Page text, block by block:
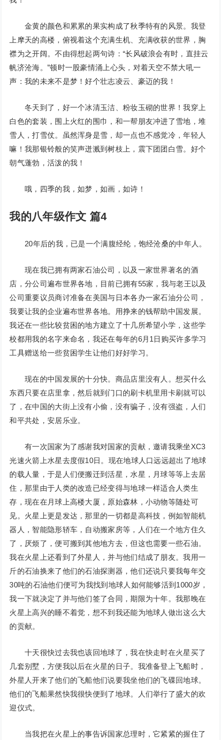
金黄的颜色和累累的果实构成了秋季特有的风景。我登
上摩天的高楼，俯视着这个充满生机、充满收获的世界，胸
襟为之开阔。不由得想起两句诗：“长风破浪会有时，直挂云
帆济沧海。”顿时一股豪情涌上心头，对着天空不禁大吼一
声：我的未来不是梦！好个壮志凌云、豪迈的我！
冬天到了，好一个冰清玉洁、粉妆玉砌的世界！我穿上
白色的套装，围上火红的围巾，和一帮朋友冲进了雪地，堆
雪人，打雪仗。虽然浑身是雪，却一点也不感觉冷，年轻人
嘛！我那银铃般的笑声迸溅到树枝上，震下团团白雪。好个
朝气蓬勃，活泼的我！
哦，四季的我，如梦，如画，如诗！
我的八年级作文 篇4
20年后的我，已是一个满腹经纶，饱经沧桑的中年人。
现在我已拥有两家石油公司，以及一家世界著名的酒
店，分公司遍布世界各地，目前已拥有55家，我与老王以及
公司重要议员商讨准备在美国与日本各办一家石油分公司，
我要让我的企业遍布世界各地。用挣来的钱帮助中国发展。
我还在一些比较贫困的地方建立了十几所希望小学，这些学
校都用我的名字来命名，我还在每年的6月1日购买许多学习
工具赠送给一些贫困学生让他们好好学习。
现在的中国发展的十分快。商品店里没有人。想买什么
东西只要在店里拿，然后就到门口的刷卡机里用卡刷就可以
了，在中国的大街上没有小偷，没有骗子，没有强盗，人们
和平共处，安居乐业。
有一次国家为了感谢我对国家的贡献，邀请我乘坐XC3
光速火箭上水星去度假10日。现在地球人口远远超出了地球
的载人量，于是人们便搬迁到活星，水星，月球等等上去居
住，那里由于人类的改造已经变得与地球一样适合人类生
存，现在在月球上高楼大厦，原始森林，小动物等随处可
见。火星上更是发达，那里的一切都是高科技，例如智能机
器人，智能隐形轿车，自动搬家房等，人们在一个地方住久
了，厌烦了，便可搬到其他地方去，但这也需要一些石油。
我在火星上还看到了外星人，并与他们结成了朋友。我用一
斤的石油换来了他们的石油探测器，他们还说只要我每年交
30吨的石油他们便可为我找到地球人如何能够活到1000岁，
我一下就决定了并与他们签了合同，期限为十年。我那晚在
火星上高兴的睡不着觉，想不到我还能为地球人做出这么大
的贡献。
十天很快过去我也该回地球了，我在快走时在火星买了
几套别墅，方便我以后在火星的日子。我准备登上飞船时，
外星人开来了他们的飞船他们说要我坐他们的飞碟回地球。
他们的飞船果然快我很快便到了地球。人们举行了盛大的欢
迎仪式。
当我把在火星上的事告诉国家总理时，它紧紧的握住了